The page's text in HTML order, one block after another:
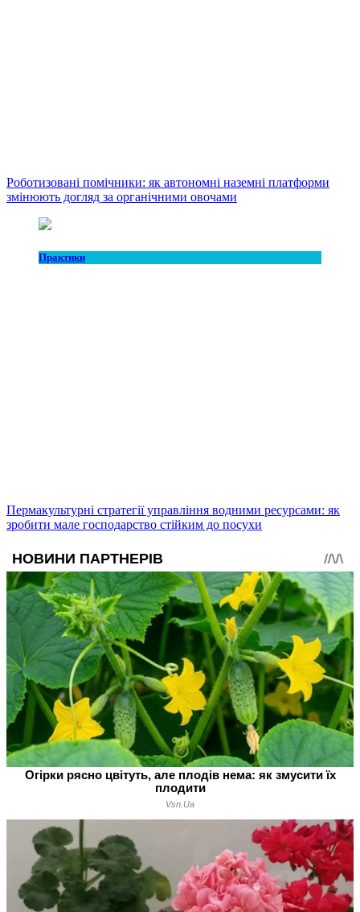
Роботизовані помічники: як автономні наземні платформи
змінюють догляд за органічними овочами
Практики
Пермакультурні стратегії управління водними ресурсами: як
зробити мале господарство стійким до посухи